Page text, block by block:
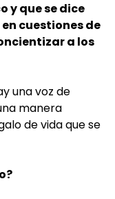
y que se dice
cuestiones de
a los
una voz de
manera
de vida que se